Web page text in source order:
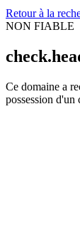
Retour à la
NON FIABLE
Ce domaine a
possession d'un